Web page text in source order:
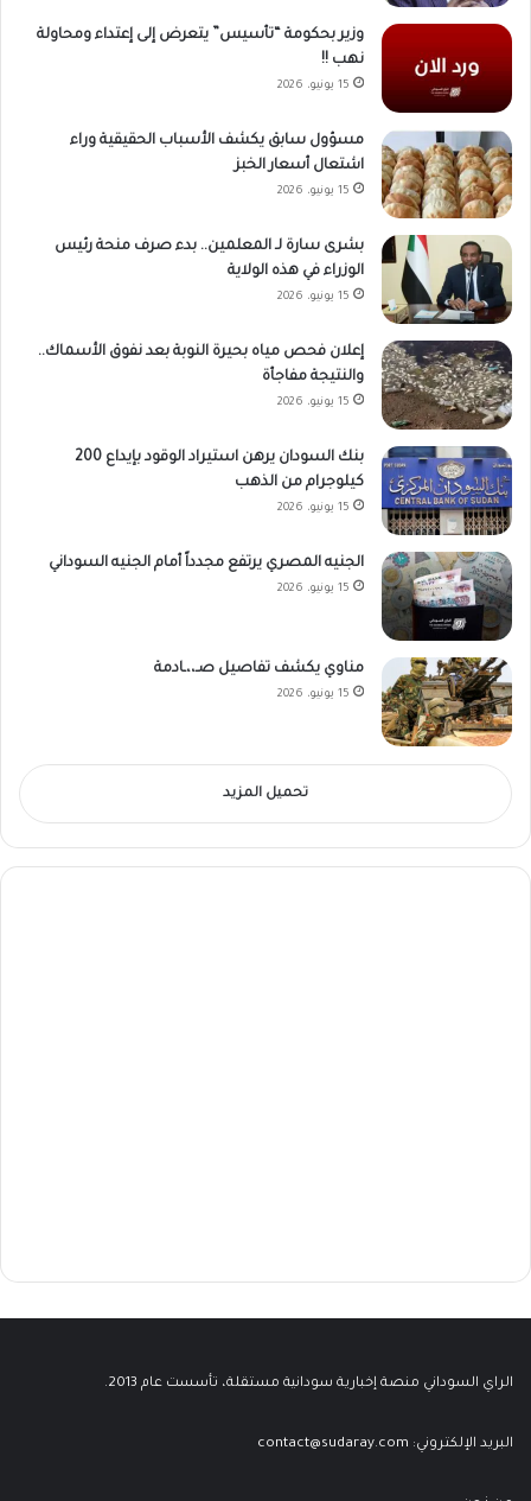
وزير بحكومة “تأسيس” يتعرض إلى إعتداء ومحاولة
نهب !!
15 يونيو، 2026
مسؤول سابق يكشف الأسباب الحقيقية وراء
اشتعال أسعار الخبز
15 يونيو، 2026
بشرى سارة لـ المعلمين.. بدء صرف منحة رئيس
الوزراء في هذه الولاية
15 يونيو، 2026
إعلان فحص مياه بحيرة النوبة بعد نفوق الأسماك..
والنتيجة مفاجأة
15 يونيو، 2026
بنك السودان يرهن استيراد الوقود بإيداع 200
كيلوجرام من الذهب
15 يونيو، 2026
الجنيه المصري يرتفع مجدداً أمام الجنيه السوداني
15 يونيو، 2026
مناوي يكشف تفاصيل صـ،،ـادمة
15 يونيو، 2026
تحميل المزيد
الراي السوداني منصة إخبارية سودانية مستقلة، تأسست عام 2013.
البريد الإلكتروني: contact@sudaray.com